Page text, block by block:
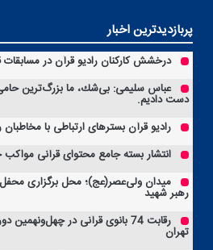
پربازدیدترین اخبار
درخشش كاركنان رادیو قرآن در مسابقات
عباس سلیمی: بی‌شك، ما بزرگ‌ترین حامی
دست دادیم.
رادیو قرآن بسترهای ارتباطی با
انتشار بسته جامع محتوای قرآنی مواكب
میدان ولی‌عصر(عج)؛ محل برگزاری محفل
رهبر شهید
رقابت 74 بانوی قرآنی در
تهران